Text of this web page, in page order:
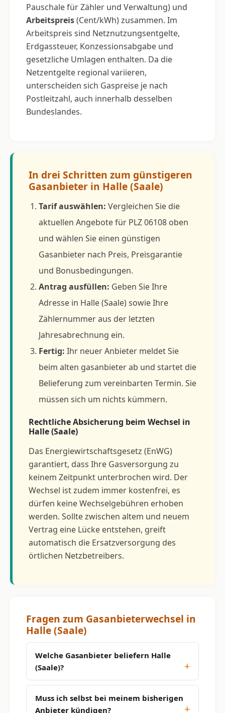
Pauschale für Zähler und Verwaltung) und
Arbeitspreis(Cent/kWh) zusammen. Im
Arbeitspreis sind Netznutzungsentgelte,
Erdgassteuer, Konzessionsabgabe und
gesetzliche Umlagen enthalten. Da die
Netzentgelte regional variieren,
unterscheiden sich Gaspreise je nach
Postleitzahl, auch innerhalb desselben
Bundeslandes.
In drei Schritten zum günstigeren
Gasanbieter in Halle (Saale)
Tarif auswählen: Vergleichen Sie die
aktuellen Angebote für PLZ 06108 oben
und wählen Sie einen günstigen
Gasanbieter nach Preis, Preisgarantie
und Bonusbedingungen.
Antrag ausfüllen: Geben Sie Ihre
Adresse in Halle (Saale) sowie Ihre
Zählernummer aus der letzten
Jahresabrechnung ein.
Fertig: Ihr neuer Anbieter meldet Sie
beim alten gasanbieter ab und startet die
Belieferung zum vereinbarten Termin. Sie
müssen sich um nichts kümmern.
Rechtliche Absicherung beim Wechsel in
Halle (Saale)
Das Energiewirtschaftsgesetz (EnWG)
garantiert, dass Ihre Gasversorgung zu
keinem Zeitpunkt unterbrochen wird. Der
Wechsel ist zudem immer kostenfrei, es
dürfen keine Wechselgebühren erhoben
werden. Sollte zwischen altem und neuem
Vertrag eine Lücke entstehen, greift
automatisch die Ersatzversorgung des
örtlichen Netzbetreibers.
Fragen zum Gasanbieterwechsel in
Halle (Saale)
Welche Gasanbieter beliefern Halle
(Saale)?
Muss ich selbst bei meinem bisherigen
Anbieter kündigen?